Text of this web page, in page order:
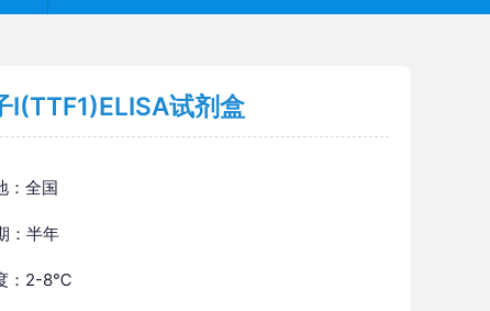
Ⅰ(TTF1)ELISA试剂盒
：全国
：半年
：2-8℃